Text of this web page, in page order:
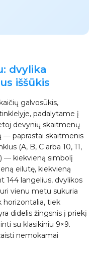
dvylika
iššūkis
galvosūkis,
padalytame į
devynių skaitmenų
— paprastai skaitmenis
(A, B, C arba 10, 11,
— kiekvieną simbolį
eilutę, kiekvieną
144 langelius, dvylikos
vienu metu sukuria
horizontalia, tiek
didelis žingsnis į priekį
su klasikiniu 9×9.
nemokamai